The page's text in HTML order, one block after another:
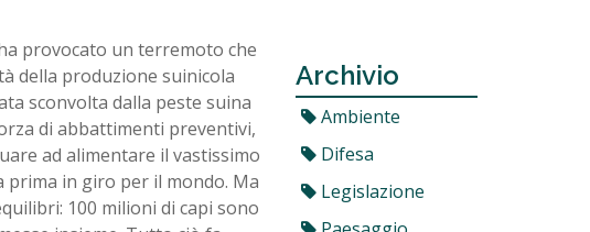
provocato un terremoto che
della produzione suinicola
sconvolta dalla peste suina
di abbattimenti preventivi,
ad alimentare il vastissimo
prima in giro per il mondo. Ma
100 milioni di capi sono
Archivio
Ambiente
Difesa
Legislazione